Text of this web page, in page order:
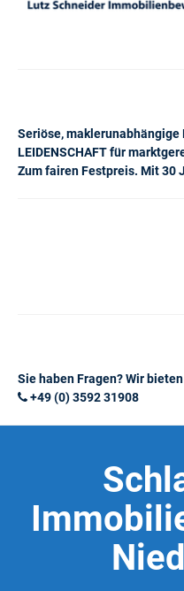
Seriöse, maklerunabhängige
LEIDENSCHAFT für
Zum fairen Festpreis. Mit 30
Sie haben Fragen? Wir
+49 (0) 3592 31908